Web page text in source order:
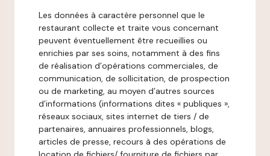
Les données à caractère personnel que le
restaurant collecte et traite vous concernant
peuvent éventuellement être recueillies ou
enrichies par ses soins, notamment à des fins
de réalisation d’opérations commerciales, de
communication, de sollicitation, de prospection
ou de marketing, au moyen d’autres sources
d’informations (informations dites « publiques »,
réseaux sociaux, sites internet de tiers / de
partenaires, annuaires professionnels, blogs,
articles de presse, recours à des opérations de